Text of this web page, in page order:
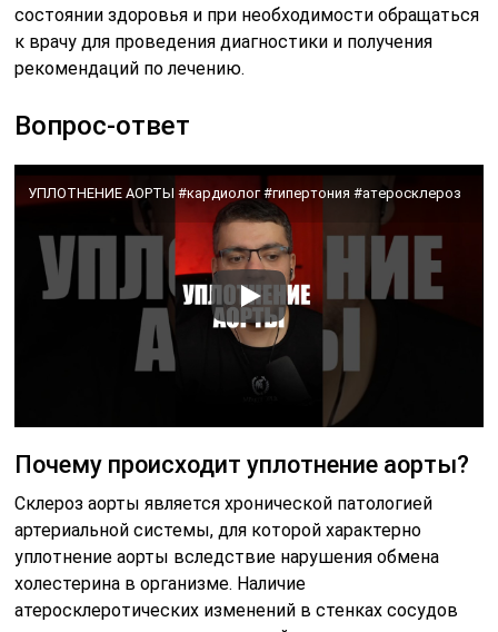
состоянии здоровья и при необходимости обращаться
к врачу для проведения диагностики и получения
рекомендаций по лечению.
Вопрос-ответ
УПЛОТНЕНИЕ АОРТЫ #кардиолог #гипертония #атеросклероз
Почему происходит уплотнение аорты?
Склероз аорты является хронической патологией
артериальной системы, для которой характерно
уплотнение аорты вследствие нарушения обмена
холестерина в организме. Наличие
атеросклеротических изменений в стенках сосудов